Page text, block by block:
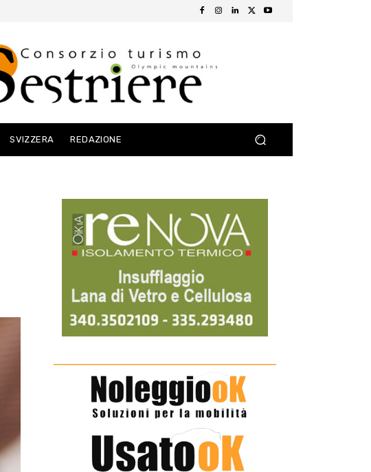
SVIZZERA REDAZIONE